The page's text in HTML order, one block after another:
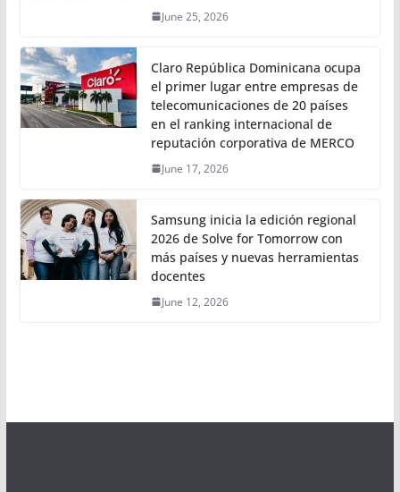
June 25, 2026
Claro República Dominicana ocupa
el primer lugar entre empresas de
telecomunicaciones de 20 países
en el ranking internacional de
reputación corporativa de MERCO
June 17, 2026
Samsung inicia la edición regional
2026 de Solve for Tomorrow con
más países y nuevas herramientas
docentes
June 12, 2026